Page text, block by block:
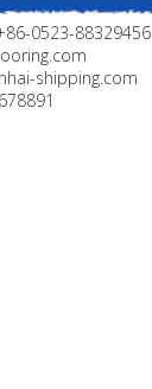
0523-88329456
shipping.com